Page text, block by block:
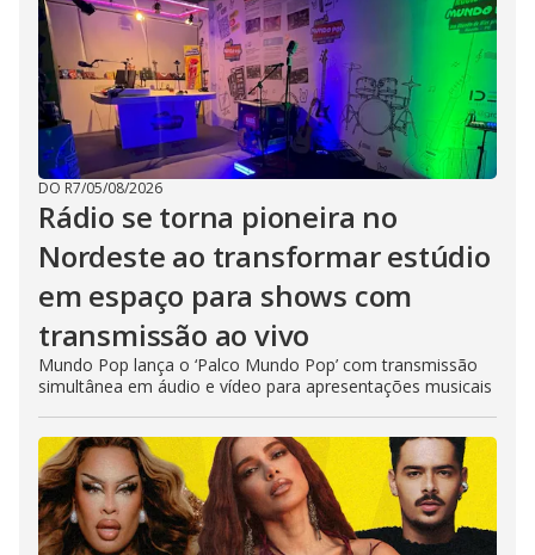
DO R7/05/08/2026
Rádio se torna pioneira no
Nordeste ao transformar estúdio
em espaço para shows com
transmissão ao vivo
Mundo Pop lança o ‘Palco Mundo Pop’ com transmissão
simultânea em áudio e vídeo para apresentações musicais